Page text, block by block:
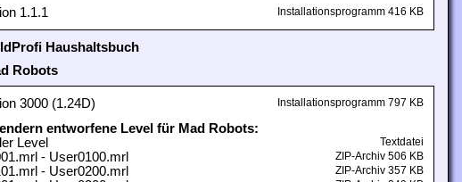
1.1.1 Installationsprogramm 416 KB
Haushaltsbuch
Robots
3000 (1.24D) Installationsprogramm 797 KB
entworfene Level für Mad Robots:
Level
Textdatei
- User0100.mrl ZIP-Archiv 506 KB
- User0200.mrl ZIP-Archiv 357 KB